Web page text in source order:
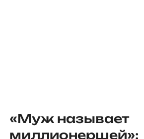
«Муж называет
миллионершей»: